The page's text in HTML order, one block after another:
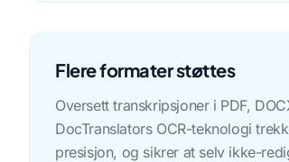
Flere formater støttes
Oversett transkripsjoner i PDF,
DocTranslators OCR-teknologi
presisjon, og sikrer at selv ikke-